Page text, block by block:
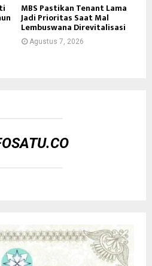
MBS Pastikan Tenant Lama
Jadi Prioritas Saat Mal
Lembuswana Direvitalisasi
Agustus 7, 2026